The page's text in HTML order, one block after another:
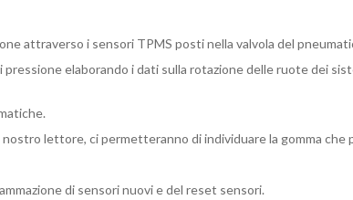
attraverso i sensori TPMS posti nella valvola del
elaborando i dati sulla rotazione delle ruote dei
lettore, ci permetteranno di individuare la gomma
di sensori nuovi e del reset sensori.